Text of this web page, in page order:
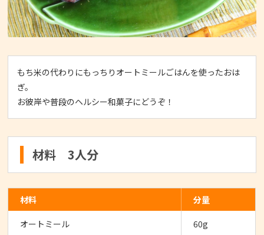
もち米の代わりにもっちりオートミールごはんを使ったおは
ぎ。
お彼岸や普段のヘルシー和菓子にどうぞ！
材料 3人分
材料 分量
オートミール 60g